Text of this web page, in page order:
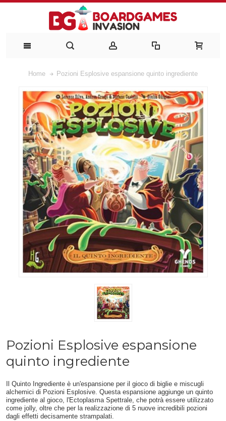
Home Pozioni Esplosive espansione quinto ingrediente
Pozioni Esplosive espansione
quinto ingrediente
Il Quinto Ingrediente è un'espansione per il gioco di biglie e miscugli
alchemici di Pozioni Esplosive. Questa espansione aggiunge un quinto
ingrediente al gioco, l'Ectoplasma Spettrale, che potrà essere utilizzato
come jolly, oltre che per la realizzazione di 5 nuove incredibili pozioni
dagli effetti decisamente strampalati.